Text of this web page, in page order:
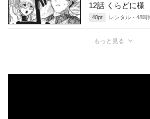
12話 くらどに様
40pt レンタル・ 48時
もっと見る